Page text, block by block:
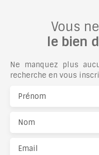
Vous
le bien
Ne manquez plus
recherche en vous
Prénom
Nom
Email